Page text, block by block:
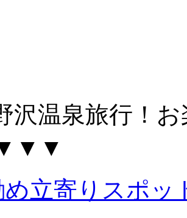
温泉旅行！お
▼▼▼
め立寄りスポッ